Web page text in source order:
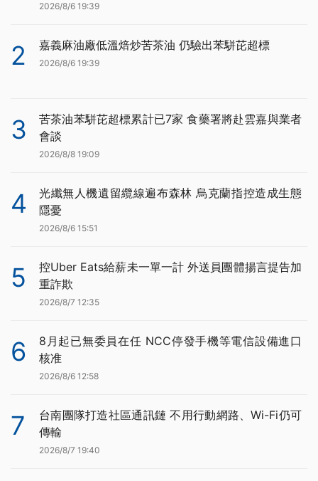
2026/8/6 19:39
2 嘉義麻油廠低溫焙炒苦茶油 仍驗出苯駢芘超標
2026/8/6 19:39
3
苦茶油苯駢芘超標累計已7家 食藥署將赴雲嘉與業者
會談
2026/8/8 19:09
4
光纖無人機遺留纜線遍布森林 烏克蘭指控造成生態
隱憂
2026/8/6 15:51
5
控Uber Eats給薪未一單一計 外送員團體揚言提告加
重詐欺
2026/8/7 12:35
6
8月起已無委員在任 NCC停發手機等電信設備進口
核准
2026/8/6 12:58
7
台南團隊打造社區通訊鏈 不用行動網路、Wi-Fi仍可
傳輸
2026/8/7 19:40